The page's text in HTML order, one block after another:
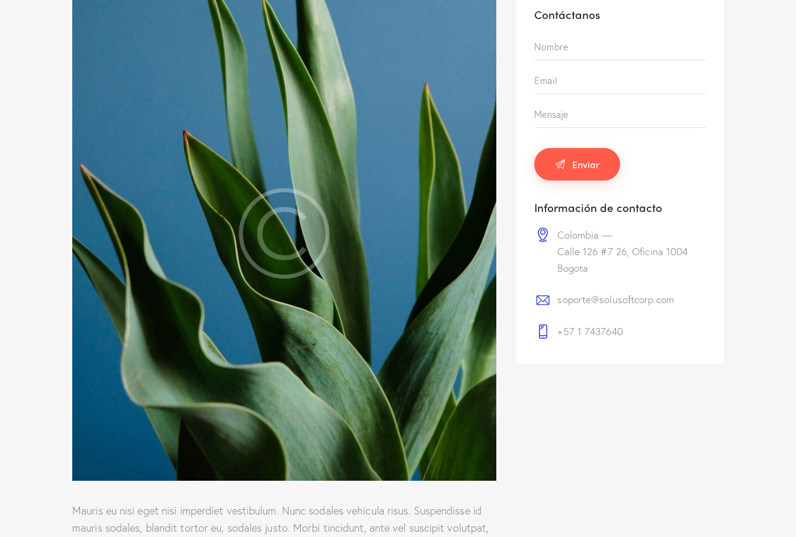
Mauris eu nisi eget nisi imperdiet vestibulum. Nunc sodales vehicula risus. Suspendisse id
mauris sodales, blandit tortor eu, sodales justo. Morbi tincidunt, ante vel suscipit volutpat,
Contáctanos
Información de contacto
Colombia —
Calle 126 #7 26, Oficina 1004
Bogota
soporte@solusoftcorp.com
+57 1 7437640